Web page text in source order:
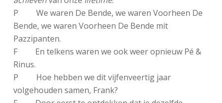
P We waren De Bende, we waren Voorheen De
Bende, we waren Voorheen De Bende mit
Pazzipanten.
F En telkens waren we ook weer opnieuw Pé &
Rinus.
P Hoe hebben we dit vijfenveertig jaar
volgehouden samen, Frank?